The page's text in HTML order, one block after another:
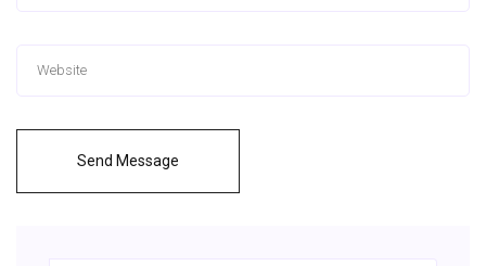
Send Message